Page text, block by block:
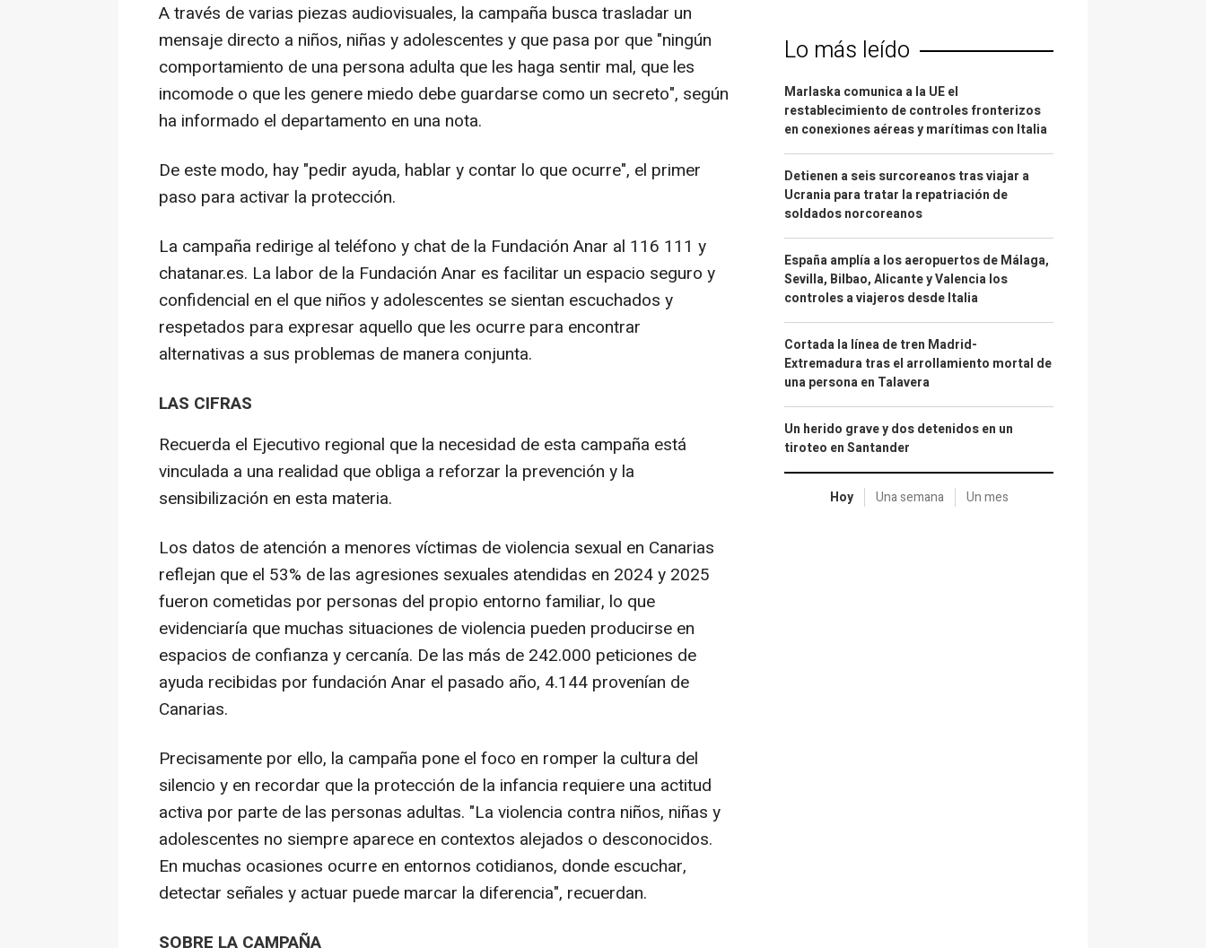
A través de varias piezas audiovisuales, la campaña busca trasladar un
mensaje directo a niños, niñas y adolescentes y que pasa por que "ningún
comportamiento de una persona adulta que les haga sentir mal, que les
incomode o que les genere miedo debe guardarse como un secreto", según
ha informado el departamento en una nota.
De este modo, hay "pedir ayuda, hablar y contar lo que ocurre", el primer
paso para activar la protección.
La campaña redirige al teléfono y chat de la Fundación Anar al 116 111 y
chatanar.es. La labor de la Fundación Anar es facilitar un espacio seguro y
confidencial en el que niños y adolescentes se sientan escuchados y
respetados para expresar aquello que les ocurre para encontrar
alternativas a sus problemas de manera conjunta.
LAS CIFRAS
Recuerda el Ejecutivo regional que la necesidad de esta campaña está
vinculada a una realidad que obliga a reforzar la prevención y la
sensibilización en esta materia.
Los datos de atención a menores víctimas de violencia sexual en Canarias
reflejan que el 53% de las agresiones sexuales atendidas en 2024 y 2025
fueron cometidas por personas del propio entorno familiar, lo que
evidenciaría que muchas situaciones de violencia pueden producirse en
espacios de confianza y cercanía. De las más de 242.000 peticiones de
ayuda recibidas por fundación Anar el pasado año, 4.144 provenían de
Canarias.
Precisamente por ello, la campaña pone el foco en romper la cultura del
silencio y en recordar que la protección de la infancia requiere una actitud
activa por parte de las personas adultas. "La violencia contra niños, niñas y
adolescentes no siempre aparece en contextos alejados o desconocidos.
En muchas ocasiones ocurre en entornos cotidianos, donde escuchar,
detectar señales y actuar puede marcar la diferencia", recuerdan.
SOBRE LA CAMPAÑA
Lo más leído
Marlaska comunica a la UE el
restablecimiento de controles fronterizos
en conexiones aéreas y marítimas con Italia
Detienen a seis surcoreanos tras viajar a
Ucrania para tratar la repatriación de
soldados norcoreanos
España amplía a los aeropuertos de Málaga,
Sevilla, Bilbao, Alicante y Valencia los
controles a viajeros desde Italia
Cortada la línea de tren Madrid-
Extremadura tras el arrollamiento mortal de
una persona en Talavera
Un herido grave y dos detenidos en un
tiroteo en Santander
Hoy Una semana Un mes